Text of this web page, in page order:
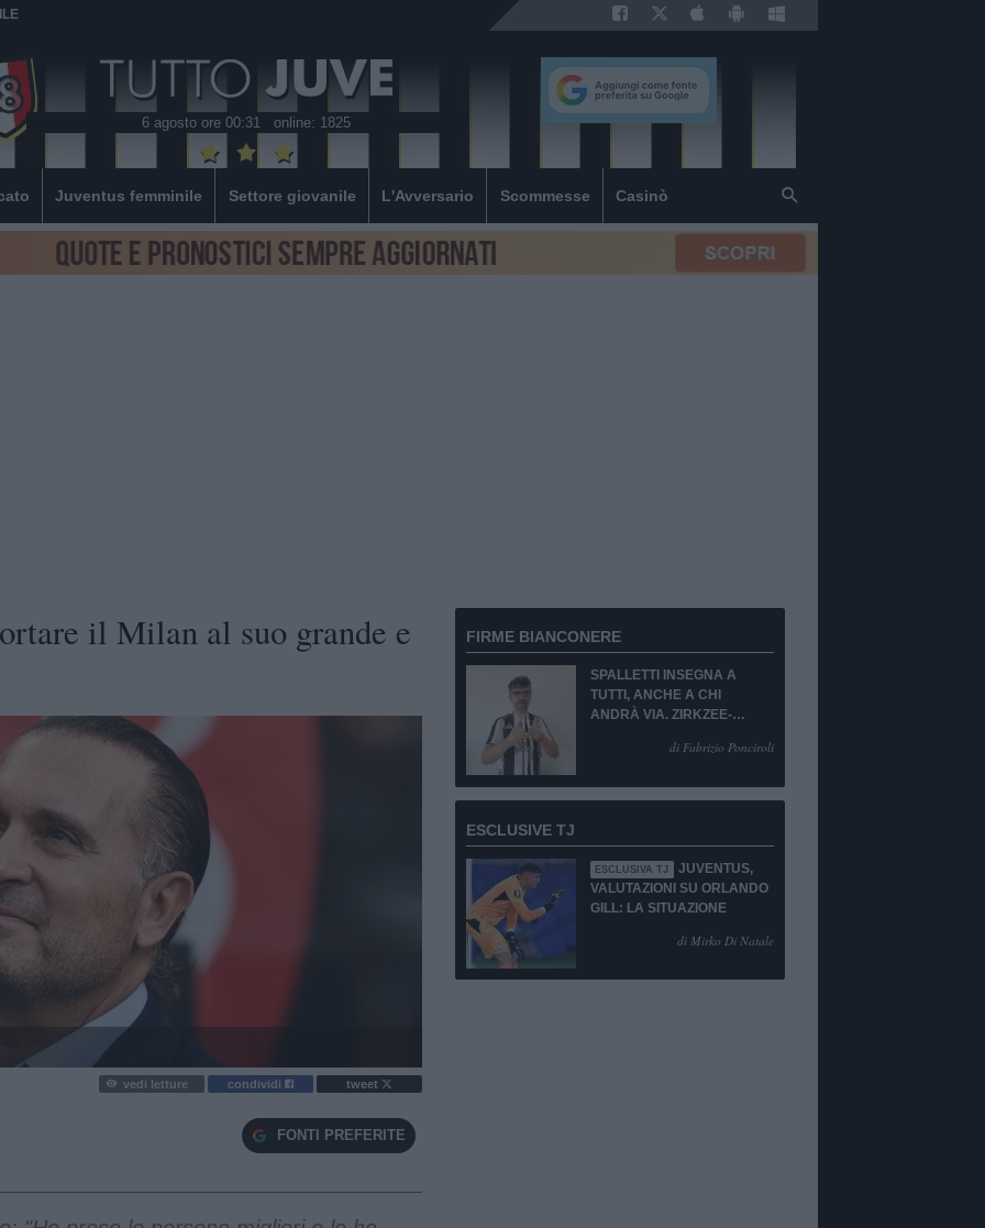
6 agosto ore 00:31 online: 1825
Juventus femminile Settore giovanile L'Avversario Scommesse Casinò
il Milan al suo grande e
vedi letture condividi tweet
FONTI PREFERITE
FIRME BIANCONERE
SPALLETTI INSEGNA A
TUTTI, ANCHE A CHI
ANDRÀ VIA. ZIRKZEE-
di Fabrizio Ponciroli
ESCLUSIVE TJ
ESCLUSIVA TJ
JUVENTUS,
VALUTAZIONI SU ORLANDO
GILL: LA SITUAZIONE
di Mirko Di Natale